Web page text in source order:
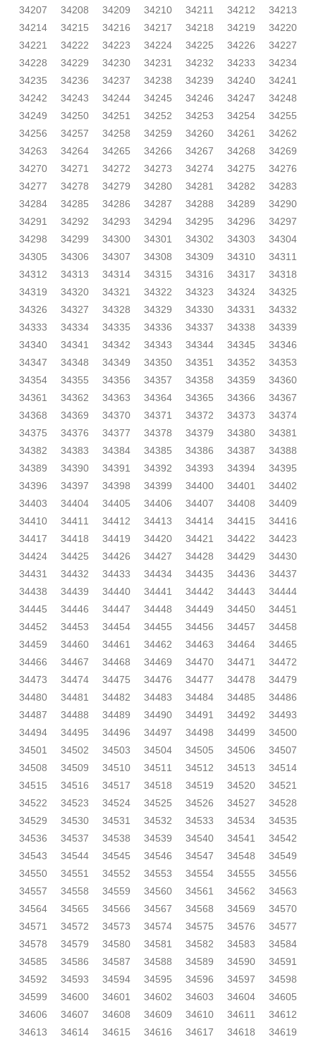
34207
34208 34209 34210 34211 34212
34213
34214
34215 34216 34217 34218 34219
34220
34221
34222 34223 34224 34225 34226
34227
34228
34229 34230 34231 34232 34233
34234
34235
34236 34237 34238 34239 34240
34241
34242
34243 34244 34245 34246 34247
34248
34249
34250 34251 34252 34253 34254
34255
34256
34257 34258 34259 34260 34261
34262
34263
34264 34265 34266 34267 34268
34269
34270
34271 34272 34273 34274 34275
34276
34277
34278 34279 34280 34281 34282
34283
34284
34285 34286 34287 34288 34289
34290
34291
34292 34293 34294 34295 34296
34297
34298
34299 34300 34301 34302 34303
34304
34305
34306 34307 34308 34309 34310
34311
34312
34313 34314 34315 34316 34317
34318
34319
34320 34321 34322 34323 34324
34325
34326
34327 34328 34329 34330 34331
34332
34333
34334 34335 34336 34337 34338
34339
34340
34341 34342 34343 34344 34345
34346
34347
34348 34349 34350 34351 34352
34353
34354
34355 34356 34357 34358 34359
34360
34361
34362 34363 34364 34365 34366
34367
34368
34369 34370 34371 34372 34373
34374
34375
34376 34377 34378 34379 34380
34381
34382
34383 34384 34385 34386 34387
34388
34389
34390 34391 34392 34393 34394
34395
34396
34397 34398 34399 34400 34401
34402
34403
34404 34405 34406 34407 34408
34409
34410
34411 34412 34413 34414 34415
34416
34417
34418 34419 34420 34421 34422
34423
34424
34425 34426 34427 34428 34429
34430
34431
34432 34433 34434 34435 34436
34437
34438
34439 34440 34441 34442 34443
34444
34445
34446 34447 34448 34449 34450
34451
34452
34453 34454 34455 34456 34457
34458
34459
34460 34461 34462 34463 34464
34465
34466
34467 34468 34469 34470 34471
34472
34473
34474 34475 34476 34477 34478
34479
34480
34481 34482 34483 34484 34485
34486
34487
34488 34489 34490 34491 34492
34493
34494
34495 34496 34497 34498 34499
34500
34501
34502 34503 34504 34505 34506
34507
34508
34509 34510 34511 34512 34513
34514
34515
34516 34517 34518 34519 34520
34521
34522
34523 34524 34525 34526 34527
34528
34529
34530 34531 34532 34533 34534
34535
34536
34537 34538 34539 34540 34541
34542
34543
34544 34545 34546 34547 34548
34549
34550
34551 34552 34553 34554 34555
34556
34557
34558 34559 34560 34561 34562
34563
34564
34565 34566 34567 34568 34569
34570
34571
34572 34573 34574 34575 34576
34577
34578
34579 34580 34581 34582 34583
34584
34585
34586 34587 34588 34589 34590
34591
34592
34593 34594 34595 34596 34597
34598
34599
34600 34601 34602 34603 34604
34605
34606
34607 34608 34609 34610 34611
34612
34613
34614 34615 34616 34617 34618 34619